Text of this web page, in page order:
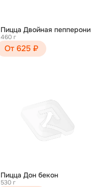
Пицца Двойная пепперони
460 г
От 625 ₽
Пицца Дон бекон
530 г